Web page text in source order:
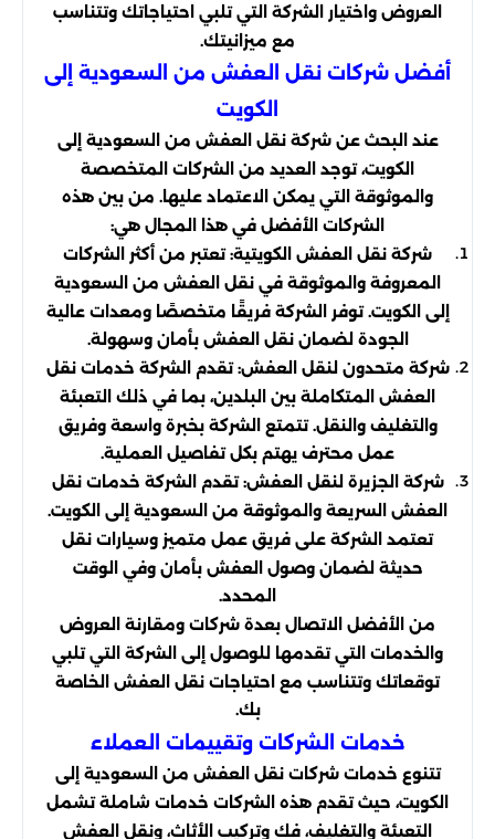
العروض واختيار الشركة التي تلبي احتياجاتك وتتناسب
مع ميزانيتك.
أفضل شركات نقل العفش من السعودية إلى
الكويت
عند البحث عن شركة نقل العفش من السعودية إلى
الكويت، توجد العديد من الشركات المتخصصة
والموثوقة التي يمكن الاعتماد عليها. من بين هذه
الشركات الأفضل في هذا المجال هي:
شركة نقل العفش الكويتية: تعتبر من أكثر الشركات
المعروفة والموثوقة في نقل العفش من السعودية
إلى الكويت. توفر الشركة فريقًا متخصصًا ومعدات عالية
الجودة لضمان نقل العفش بأمان وسهولة.
شركة متحدون لنقل العفش: تقدم الشركة خدمات نقل
العفش المتكاملة بين البلدين، بما في ذلك التعبئة
والتغليف والنقل. تتمتع الشركة بخبرة واسعة وفريق
عمل محترف يهتم بكل تفاصيل العملية.
شركة الجزيرة لنقل العفش: تقدم الشركة خدمات نقل
العفش السريعة والموثوقة من السعودية إلى الكويت.
تعتمد الشركة على فريق عمل متميز وسيارات نقل
حديثة لضمان وصول العفش بأمان وفي الوقت
المحدد.
من الأفضل الاتصال بعدة شركات ومقارنة العروض
والخدمات التي تقدمها للوصول إلى الشركة التي تلبي
توقعاتك وتتناسب مع احتياجات نقل العفش الخاصة
بك.
خدمات الشركات وتقييمات العملاء
تتنوع خدمات شركات نقل العفش من السعودية إلى
الكويت، حيث تقدم هذه الشركات خدمات شاملة تشمل
التعبئة والتغليف، فك وتركيب الأثاث، ونقل العفش